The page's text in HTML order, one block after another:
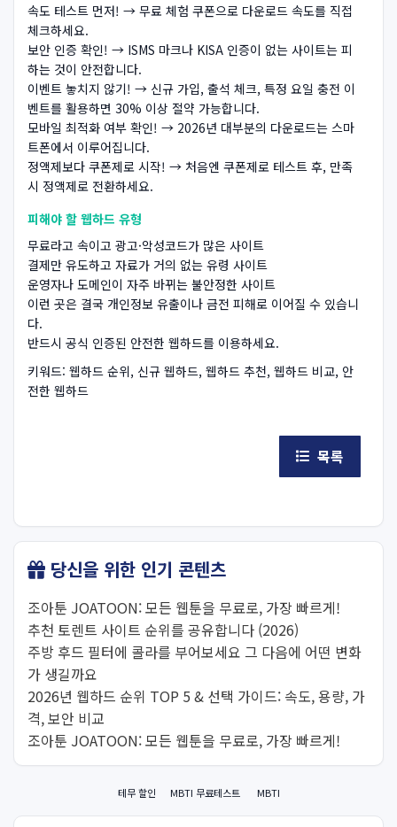
속도 테스트 먼저! → 무료 체험 쿠폰으로 다운로드 속도를 직접
체크하세요.
보안 인증 확인! → ISMS 마크나 KISA 인증이 없는 사이트는 피
하는 것이 안전합니다.
이벤트 놓치지 않기! → 신규 가입, 출석 체크, 특정 요일 충전 이
벤트를 활용하면 30% 이상 절약 가능합니다.
모바일 최적화 여부 확인! → 2026년 대부분의 다운로드는 스마
트폰에서 이루어집니다.
정액제보다 쿠폰제로 시작! → 처음엔 쿠폰제로 테스트 후, 만족
시 정액제로 전환하세요.
피해야 할 웹하드 유형
무료라고 속이고 광고·악성코드가 많은 사이트
결제만 유도하고 자료가 거의 없는 유령 사이트
운영자나 도메인이 자주 바뀌는 불안정한 사이트
이런 곳은 결국 개인정보 유출이나 금전 피해로 이어질 수 있습니
다.
반드시 공식 인증된 안전한 웹하드를 이용하세요.
키워드: 웹하드 순위, 신규 웹하드, 웹하드 추천, 웹하드 비교, 안
전한 웹하드
목록
당신을 위한 인기 콘텐츠
조아툰 JOATOON: 모든 웹툰을 무료로, 가장 빠르게!
추천 토렌트 사이트 순위를 공유합니다 (2026)
주방 후드 필터에 콜라를 부어보세요 그 다음에 어떤 변화
가 생길까요
2026년 웹하드 순위 TOP 5 & 선택 가이드: 속도, 용량, 가
격, 보안 비교
조아툰 JOATOON: 모든 웹툰을 무료로, 가장 빠르게!
테무 할인 MBTI 무료테스트 MBTI